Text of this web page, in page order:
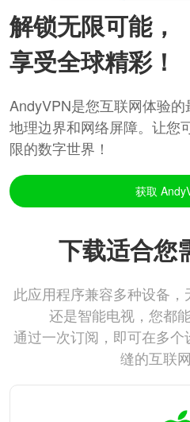
解锁无限可能，
享受全球精彩！
AndyVPN是您互联网体验
地理边界和网络屏障。让您
限的数字世界！
获取
下载适合您
此应用程序兼容多种设备
还是智能电视，您都
通过一次订阅，即可在多
缝的互联网